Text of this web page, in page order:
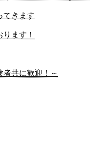
てきます
ます！
共に歓迎！～